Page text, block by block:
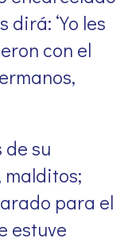
dirá: ‘Yo les
con el
su
malditos;
para el
estuve